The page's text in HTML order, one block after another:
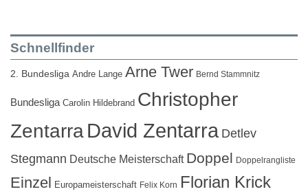
Schnellfinder
2. Bundesliga Andre Lange Arne Twer Bernd Stammnitz
Bundesliga Carolin Hildebrand Christopher
ZentarraDavid Zentarra Detlev
Stegmann Deutsche Meisterschaft Doppel Doppelrangliste
Einzel Europameisterschaft Felix Korn Florian Krick